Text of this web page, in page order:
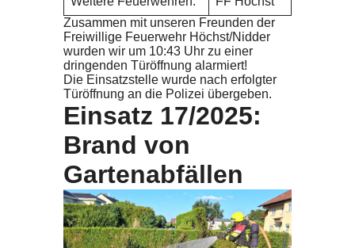
Zusammen mit unseren Freunden der
Freiwillige Feuerwehr Höchst/Nidder
wurden wir um 10:43 Uhr zu einer
dringenden Türöffnung alarmiert!
Die Einsatzstelle wurde nach erfolgter
Türöffnung an die Polizei übergeben.
Einsatz 17/2025:
Brand von
Gartenabfällen